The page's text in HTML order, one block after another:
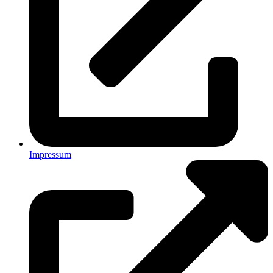
Impressum